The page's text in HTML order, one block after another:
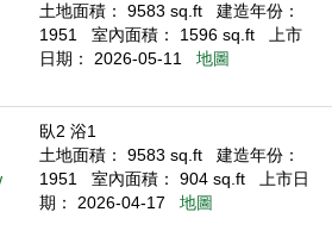
土地面積： 9583 sq.ft
建造年份：
1951
室內面積： 1596 sq.ft
上市
日期： 2026-05-11
地圖
臥2 浴1
土地面積： 9583 sq.ft
建造年份：
1951
室內面積： 904 sq.ft
上市日
期： 2026-04-17
地圖